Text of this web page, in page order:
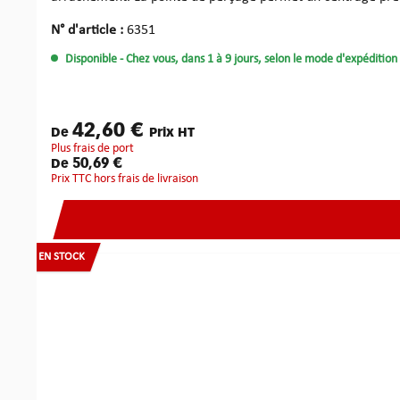
d'usinage élevé, la fraise peut être utilisée très
N° d'article : 6351
Disponible - Chez vous, dans 1 à 9 jours, selon le mode
De 42,60 € Prix HT
plus frais de port
De 50,69 €
Prix TTC hors frais de livraison
EN STOCK